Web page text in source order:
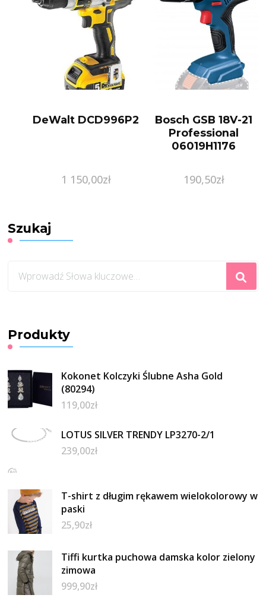
DeWalt DCD996P2
1 150,00zł
Bosch GSB 18V-21
Professional
06019H1176
190,50zł
Szukaj
czegoś?
Produkty
Kokonet Kolczyki Ślubne Asha Gold
(80294)
119,00zł
LOTUS SILVER TRENDY LP3270-2/1
239,00zł
T-shirt z długim rękawem wielokolorowy w
paski
25,90zł
Tiffi kurtka puchowa damska kolor zielony
zimowa
999,90zł